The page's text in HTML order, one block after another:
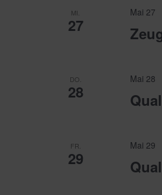
MI.
27
Mai 27
DO.
28
Mai 28
FR.
29
Mai 29